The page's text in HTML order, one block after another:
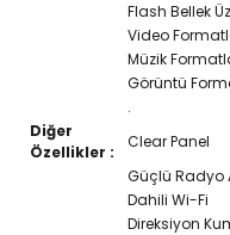
Flash Bellek
Video
Müzik
Görüntü
.
Diğer
Özellikler :
Clear Panel
Güçlü Radyo
Dahili Wi-Fi
Direksiyon